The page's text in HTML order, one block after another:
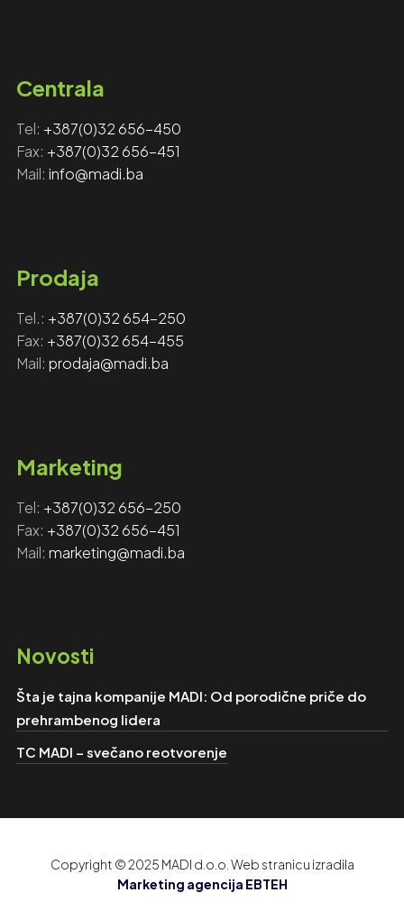
Centrala
Tel: +387(0)32 656-450
Fax: ‎‎ +387(0)32 656-451
Mail: info@madi.ba
Prodaja
Tel.: +387(0)32 654-250
Fax: +387(0)32 654-455
Mail: prodaja@madi.ba
Marketing
Tel: +‎‎387(0)32 656-250
Fax: ‎‎ +387(0)32 656-451
Mail: marketing@madi.ba
Novosti
Šta je tajna kompanije MADI: Od porodične priče do
prehrambenog lidera
TC MADI – svečano reotvorenje
Copyright © 2025 MADI d.o.o. Web stranicu izradila
Marketing agencija EBTEH